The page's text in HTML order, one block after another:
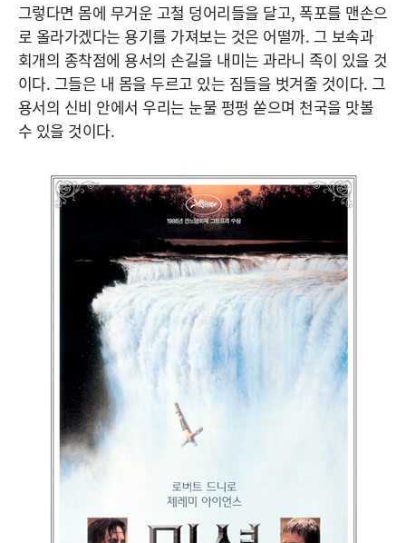
그렇다면 몸에 무거운 고철 덩어리들을 달고, 폭포를 맨손으
로 올라가겠다는 용기를 가져보는 것은 어떨까. 그 보속과
회개의 종착점에 용서의 손길을 내미는 과라니 족이 있을 것
이다. 그들은 내 몸을 두르고 있는 짐들을 벗겨줄 것이다. 그
용서의 신비 안에서 우리는 눈물 펑펑 쏟으며 천국을 맛볼
수 있을 것이다.